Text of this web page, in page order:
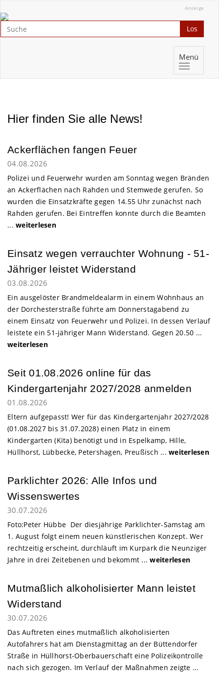
Anzeige
Los
Menü
Hier finden Sie alle News!
Ackerflächen fangen Feuer
04.08.2026
Polizei und Feuerwehr wurden am Sonntag wegen Bränden
an Ackerflächen nach Rahden und Stemwede gerufen. So
wurden die Einsatzkräfte gegen 14.55 Uhr zunächst nach
Rahden gerufen. Bei Eintreffen konnte durch die Beamten
... weiterlesen
Einsatz wegen verrauchter Wohnung - 51-
Jähriger leistet Widerstand
03.08.2026
Ein ausgelöster Brandmeldealarm in einem Wohnhaus an
der Dorchesterstraße führte am Donnerstagabend zu
einem Einsatz von Feuerwehr und Polizei. In dessen Verlauf
leistete ein 51-jähriger Mann Widerstand. Gegen 20.50 ...
weiterlesen
Seit 01.08.2026 online für das
Kindergartenjahr 2027/2028 anmelden
01.08.2026
Eltern aufgepasst! Wer für das Kindergartenjahr 2027/2028
(01.08.2027 bis 31.07.2028) einen Platz in einem
Kindergarten (Kita) benötigt und in Espelkamp, Hille,
Hüllhorst, Lübbecke, Petershagen, Preußisch ... weiterlesen
Parklichter 2026: Alle Infos und
Wissenswertes
30.07.2026
Foto:Peter Hübbe Der diesjährige Parklichter-Samstag am
1. August folgt einem neuen künstlerischen Konzept. Wer
rechtzeitig erscheint, durchläuft im Kurpark die Neunziger
Jahre in drei Zeitebenen und bekommt ...weiterlesen
Mutmaßlich alkoholisierter Mann leistet
Widerstand
30.07.2026
Das Auftreten eines mutmaßlich alkoholisierten
Autofahrers hat am Dienstagmittag an der Büttendorfer
Straße in Hüllhorst-Oberbauerschaft eine Polizeikontrolle
nach sich gezogen. Im Verlauf der Maßnahmen zeigte ...